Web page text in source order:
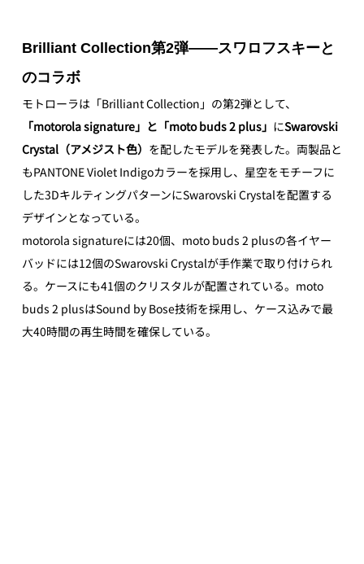
Brilliant Collection第2弾——スワロフスキーと
のコラボ
モトローラは「Brilliant Collection」の第2弾として、
「motorola signature」と「moto buds 2 plus」 にSwarovski
Crystal（アメジスト色） を配したモデルを発表した。両製品と
もPANTONE Violet Indigoカラーを採用し、星空をモチーフに
した3DキルティングパターンにSwarovski Crystalを配置する
デザインとなっている。
motorola signatureには20個、moto buds 2 plusの各イヤー
バッドには12個のSwarovski Crystalが手作業で取り付けられ
る。ケースにも41個のクリスタルが配置されている。moto
buds 2 plusはSound by Bose技術を採用し、ケース込みで最
大40時間の再生時間を確保している。